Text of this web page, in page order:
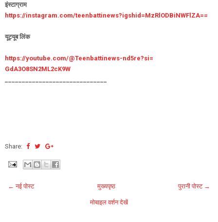
इंस्टाग्राम
https://instagram.com/teenbattinews?igshid=MzRlODBiNWFlZA==
यूट्यूब लिंक
https://youtube.com/@Teenbattinews-nd5re?si=
GdA3O8SN2ML2cK9W
Share:
← नई पोस्ट पुरानी पोस्ट →
मुख्यपृष्ठ
मोबाइल वर्शन देखें